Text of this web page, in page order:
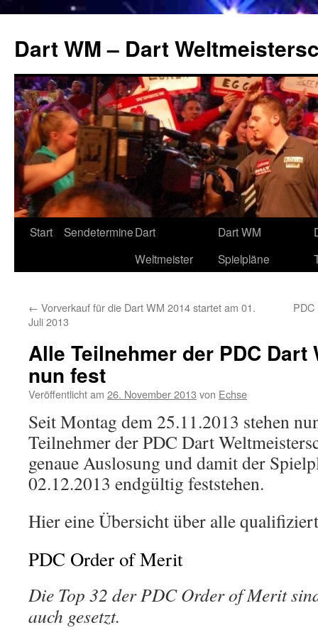
springen
Dart WM – Dart
Start SendetermineDart
Weltmeister
Dart WM
Spielpläne
← Vorverkauf für die Dart WM 2014 startet am 01.
Juli 2013
Alle Teilnehmer der PDC Dart
nun fest
Veröffentlicht am 26. November 2013 von Echse
Seit Montag dem 25.11.2013 stehen
Teilnehmer der PDC Dart
genaue Auslosung und damit der
02.12.2013 endgültig feststehen.
Hier eine Übersicht über alle
PDC Order of Merit
Die Top 32 der PDC Order of Merit
auch gesetzt.